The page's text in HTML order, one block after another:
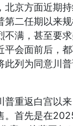
北京方面近期持
第二任期以来
不满，甚至要
平会面前后，
此列为同意川
普重返白宫以
。首先是在